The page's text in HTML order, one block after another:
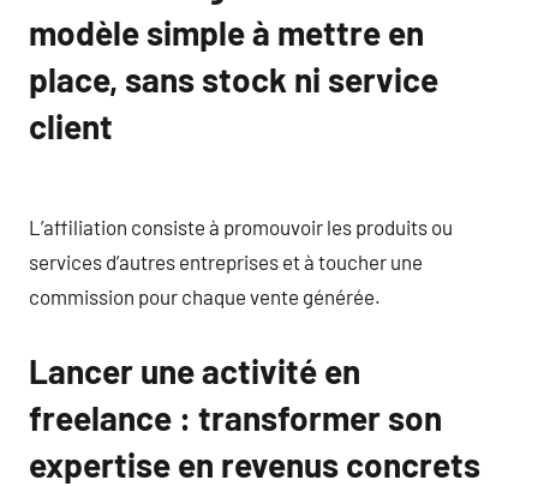
modèle simple à mettre en
place, sans stock ni service
client
L’affiliation consiste à promouvoir les produits ou
services d’autres entreprises et à toucher une
commission pour chaque vente générée.
Lancer une activité en
freelance : transformer son
expertise en revenus concrets